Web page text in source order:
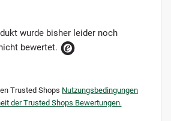
wurde bisher leider noch
bewertet.
Trusted Shops Nutzungsbedingungen
der Trusted Shops Bewertungen.